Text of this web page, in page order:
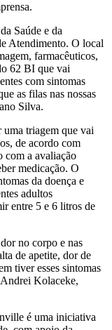
Saúde e da
Atendimento. O local
farmacêuticos,
62 BI que vai
com sintomas
as filas nas nossas
Silva.
uma triagem que vai
de acordo com
com a avaliação
medicação. O
da doença e
adultos
entre 5 e 6 litros de
no corpo e nas
de apetite, dor de
tiver esses sintomas
Kolaceke,
é uma iniciativa